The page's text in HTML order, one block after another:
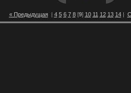
« Предыдущая| 4 5 6 7 8[9] 10 11 12 13 14|